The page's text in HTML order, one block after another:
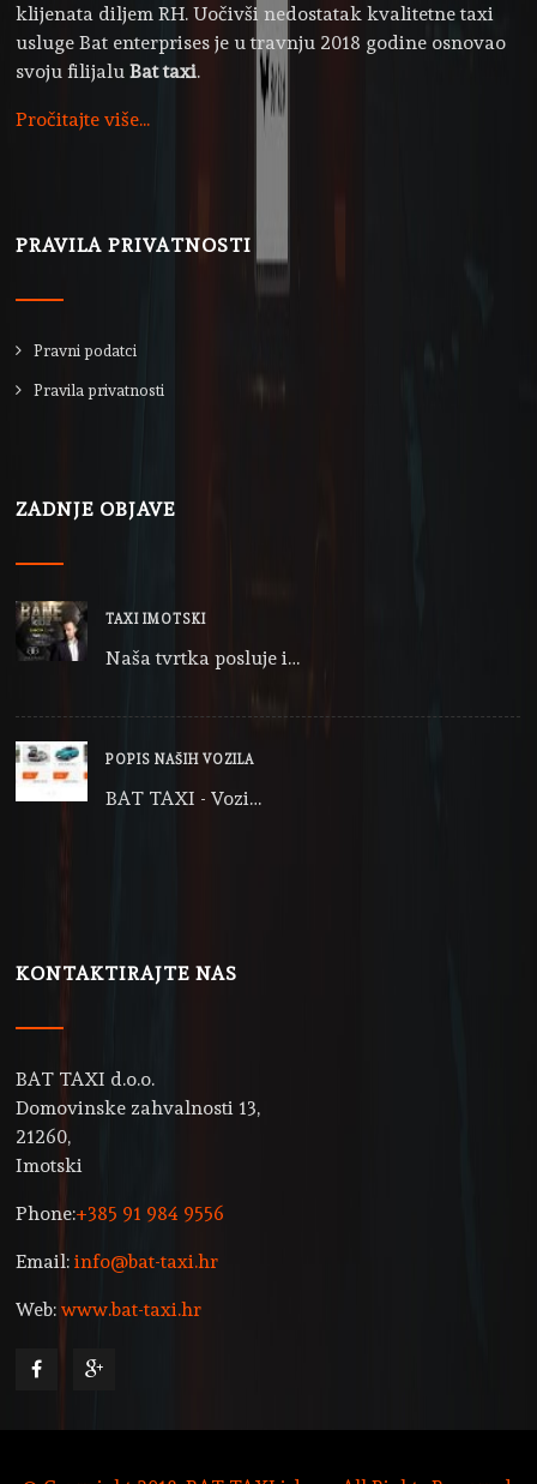
klijenata diljem RH. Uočivši nedostatak kvalitetne taxi
usluge Bat enterprises je u travnju 2018 godine osnovao
svoju filijaluBat taxi.
Pročitajte više...
PRAVILA PRIVATNOSTI
Pravni podatci
Pravila privatnosti
ZADNJE OBJAVE
TAXI IMOTSKI
Naša tvrtka posluje i…
POPIS NAŠIH VOZILA
BAT TAXI - Vozi…
KONTAKTIRAJTE NAS
BAT TAXI d.o.o.
Domovinske zahvalnosti 13,
21260,
Imotski
Phone:+385 91 984 9556
Email:info@bat-taxi.hr
Web:www.bat-taxi.hr